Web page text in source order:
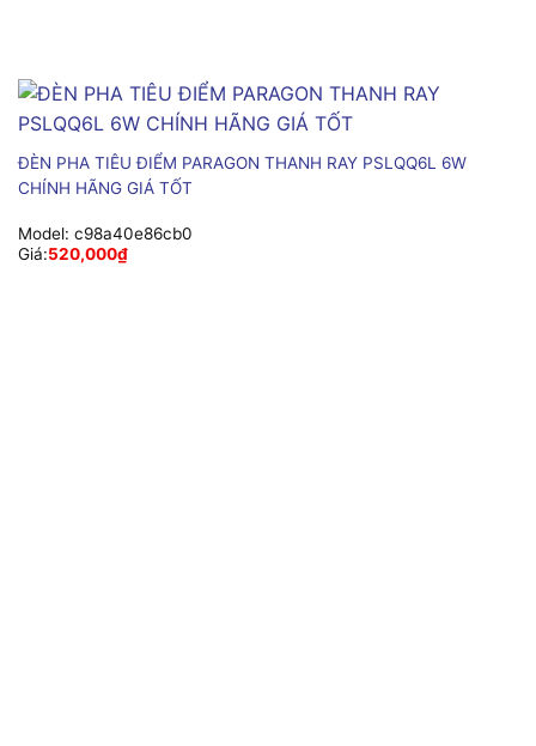
ĐÈN PHA TIÊU ĐIỂM PARAGON THANH RAY PSLQQ6L 6W
CHÍNH HÃNG GIÁ TỐT
Model: c98a40e86cb0
Giá:520,000₫